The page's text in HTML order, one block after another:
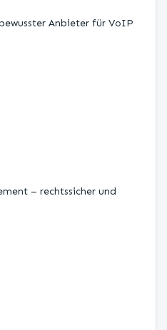
Anbieter für VoIP
– rechtssicher und